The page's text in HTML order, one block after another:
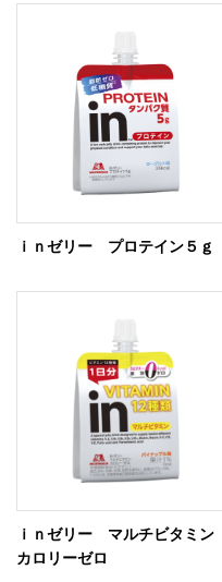
ｉｎゼリー プロテイン５ｇ
ｉｎゼリー マルチビタミン
カロリーゼロ